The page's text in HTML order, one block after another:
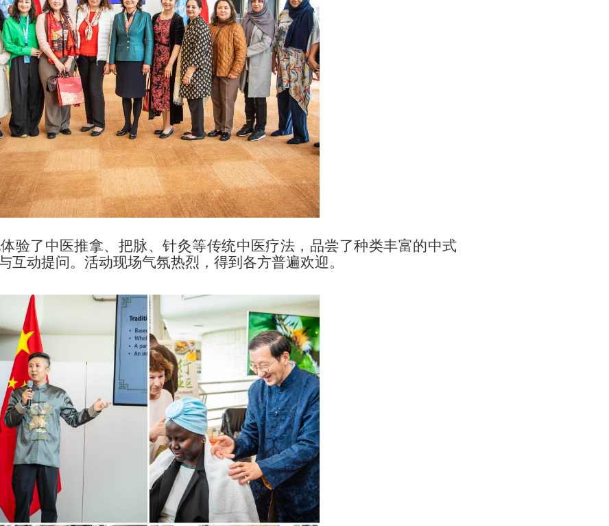
验了中医推拿、把脉、针灸等传统中医疗法，品尝了种类丰富的中式
互动提问。活动现场气氛热烈，得到各方普遍欢迎。